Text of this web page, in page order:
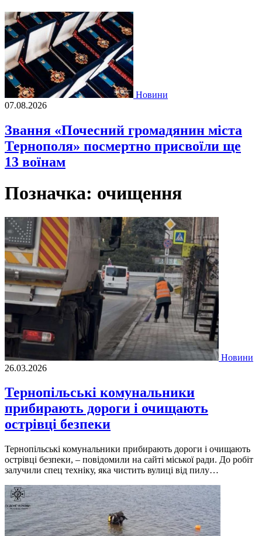
Новини
07.08.2026
Звання «Почесний громадянин міста
Тернополя» посмертно присвоїли ще
13 воїнам
Позначка: очищення
Новини
26.03.2026
Тернопільські комунальники
прибирають дороги і очищають
острівці безпеки
Тернопільські комунальники прибирають дороги і очищають
острівці безпеки, – повідомили на сайті міської ради. До робіт
залучили спец техніку, яка чистить вулиці від пилу…